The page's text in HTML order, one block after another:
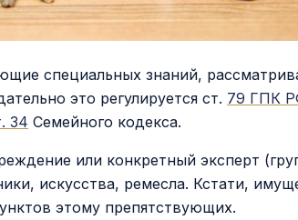
специальных знаний,
это регулируется ст. 79 ГПК
34 Семейного кодекса.
или конкретный эксперт
искусства, ремесла. Кстати,
этому препятствующих.